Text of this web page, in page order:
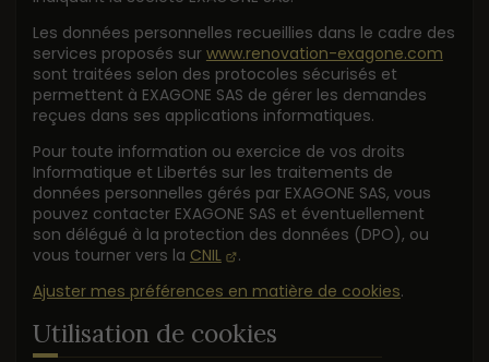
Les données personnelles recueillies dans le cadre des
services proposés sur www.renovation-exagone.com
sont traitées selon des protocoles sécurisés et
permettent à EXAGONE SAS de gérer les demandes
reçues dans ses applications informatiques.
Pour toute information ou exercice de vos droits
Informatique et Libertés sur les traitements de
données personnelles gérés par EXAGONE SAS, vous
pouvez contacter EXAGONE SAS et éventuellement
son délégué à la protection des données (DPO), ou
vous tourner vers la CNIL
.
Ajuster mes préférences en matière de cookies.
Utilisation de cookies